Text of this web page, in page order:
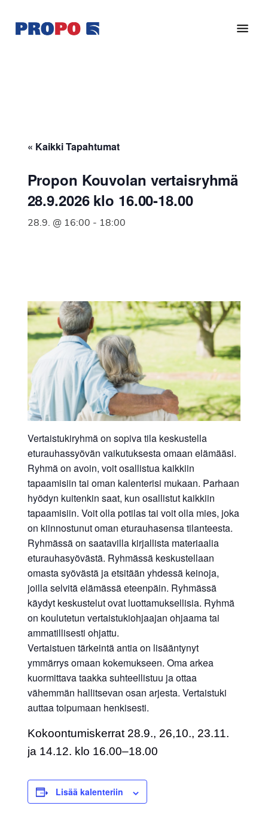
pääsisältöön
alatunnisteeseen
Ry
1997.
Yhdistys
« Kaikki Tapahtumat
Propon Kouvolan vertaisryhmä
28.9.2026 klo 16.00-18.00
28.9. @ 16:00 - 18:00
Vertaistukiryhmä on sopiva tila keskustella
eturauhassyövän vaikutuksesta omaan elämääsi.
Ryhmä on avoin, voit osallistua kaikkiin
tapaamisiin tai oman kalenterisi mukaan. Parhaan
hyödyn kuitenkin saat, kun osallistut kaikkiin
tapaamisiin. Voit olla potilas tai voit olla mies, joka
on kiinnostunut oman eturauhasensa tilanteesta.
Ryhmässä on saatavilla kirjallista materiaalia
eturauhasyövästä. Ryhmässä keskustellaan
omasta syövästä ja etsitään yhdessä keinoja,
joilla selvitä elämässä eteenpäin. Ryhmässä
käydyt keskustelut ovat luottamuksellisia. Ryhmä
on koulutetun vertaistukiohjaajan ohjaama tai
ammatillisesti ohjattu.
Vertaistuen tärkeintä antia on lisääntynyt
ymmärrys omaan kokemukseen. Oma arkea
kuormittava taakka suhteellistuu ja ottaa
vähemmän hallitsevan osan arjesta. Vertaistuki
auttaa toipumaan henkisesti.
Kokoontumiskerrat 28.9., 26,10., 23.11.
ja 14.12. klo 16.00–18.00
Lisää kalenteriin